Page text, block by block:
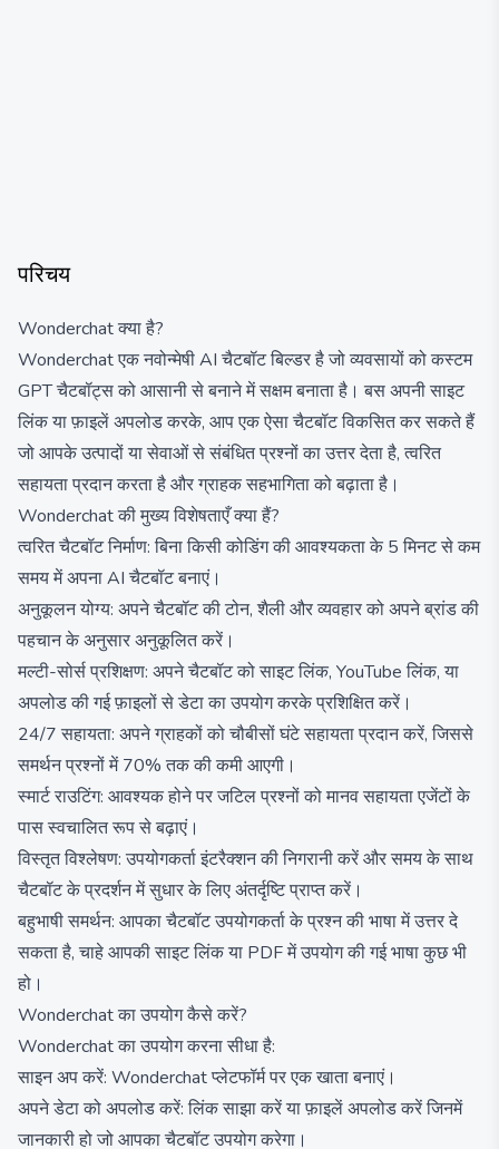
परिचय
Wonderchat क्या है?
Wonderchat एक नवोन्मेषी AI चैटबॉट बिल्डर है जो व्यवसायों को कस्टम
GPT चैटबॉट्स को आसानी से बनाने में सक्षम बनाता है। बस अपनी साइट
लिंक या फ़ाइलें अपलोड करके, आप एक ऐसा चैटबॉट विकसित कर सकते हैं
जो आपके उत्पादों या सेवाओं से संबंधित प्रश्नों का उत्तर देता है, त्वरित
सहायता प्रदान करता है और ग्राहक सहभागिता को बढ़ाता है।
Wonderchat की मुख्य विशेषताएँ क्या हैं?
त्वरित चैटबॉट निर्माण: बिना किसी कोडिंग की आवश्यकता के 5 मिनट से कम
समय में अपना AI चैटबॉट बनाएं।
अनुकूलन योग्य: अपने चैटबॉट की टोन, शैली और व्यवहार को अपने ब्रांड की
पहचान के अनुसार अनुकूलित करें।
मल्टी-सोर्स प्रशिक्षण: अपने चैटबॉट को साइट लिंक, YouTube लिंक, या
अपलोड की गई फ़ाइलों से डेटा का उपयोग करके प्रशिक्षित करें।
24/7 सहायता: अपने ग्राहकों को चौबीसों घंटे सहायता प्रदान करें, जिससे
समर्थन प्रश्नों में 70% तक की कमी आएगी।
स्मार्ट राउटिंग: आवश्यक होने पर जटिल प्रश्नों को मानव सहायता एजेंटों के
पास स्वचालित रूप से बढ़ाएं।
विस्तृत विश्लेषण: उपयोगकर्ता इंटरैक्शन की निगरानी करें और समय के साथ
चैटबॉट के प्रदर्शन में सुधार के लिए अंतर्दृष्टि प्राप्त करें।
बहुभाषी समर्थन: आपका चैटबॉट उपयोगकर्ता के प्रश्न की भाषा में उत्तर दे
सकता है, चाहे आपकी साइट लिंक या PDF में उपयोग की गई भाषा कुछ भी
हो।
Wonderchat का उपयोग कैसे करें?
Wonderchat का उपयोग करना सीधा है:
साइन अप करें: Wonderchat प्लेटफॉर्म पर एक खाता बनाएं।
अपने डेटा को अपलोड करें: लिंक साझा करें या फ़ाइलें अपलोड करें जिनमें
जानकारी हो जो आपका चैटबॉट उपयोग करेगा।